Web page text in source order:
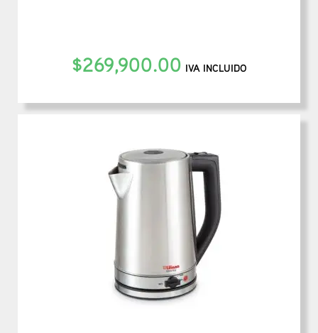
$269,900.00 IVA INCLUIDO